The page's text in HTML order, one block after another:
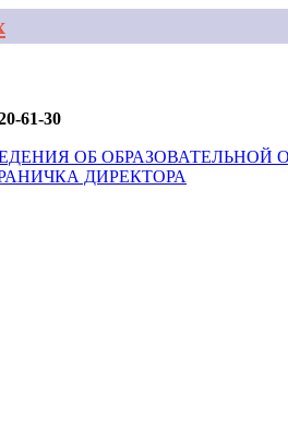
61-30
ОБ ОБРАЗОВАТЕЛЬНОЙ
ДИРЕКТОРА